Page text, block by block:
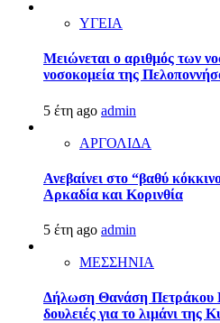
ΥΓΕΙΑ
Μειώνεται ο αριθμός των
νοσοκομεία της
5 έτη ago admin
ΑΡΓΟΛΙΔΑ
Ανεβαίνει στο “βαθύ
Αρκαδία και Κορινθία
5 έτη ago admin
ΜΕΣΣΗΝΙΑ
Δήλωση Θανάση Πετράκου
δουλειές για το λιμάνι της